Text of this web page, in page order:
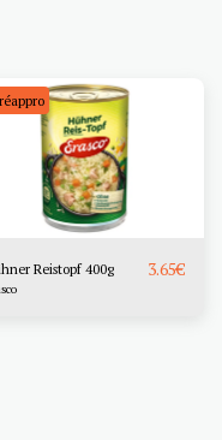
Reistopf 400g 3.65€